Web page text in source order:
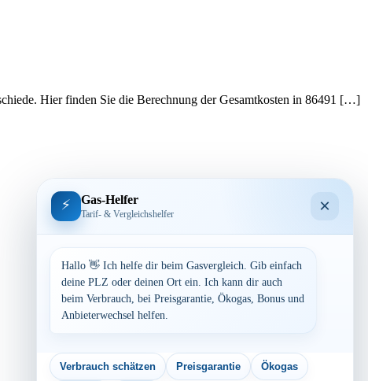
Hier finden Sie die Berechnung der Gesamtkosten in 86491 […]
⚡ Gas-Helfer
Tarif- & Vergleichshelfer ×
Hallo 👋 Ich helfe dir beim Gasvergleich. Gib einfach
deine PLZ oder deinen Ort ein. Ich kann dir auch
beim Verbrauch, bei Preisgarantie, Ökogas, Bonus und
Anbieterwechsel helfen.
Verbrauch schätzen Preisgarantie Ökogas